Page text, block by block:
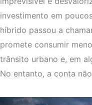
investimento em
híbrido passou a
promete consumir
trânsito urbano e, em
No entanto, a conta